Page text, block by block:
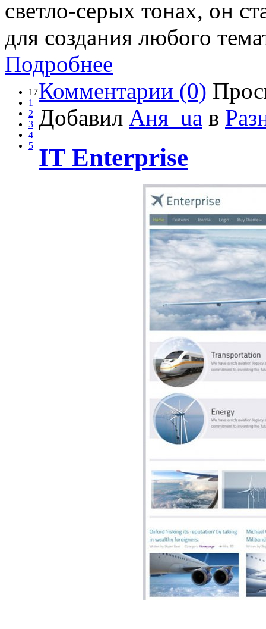
светло-серых тонах, он
для создания любого
Подробнее
17
1
2
3
4
5
Комментарии (0)
Добавил Аня_ua в
IT Enterprise